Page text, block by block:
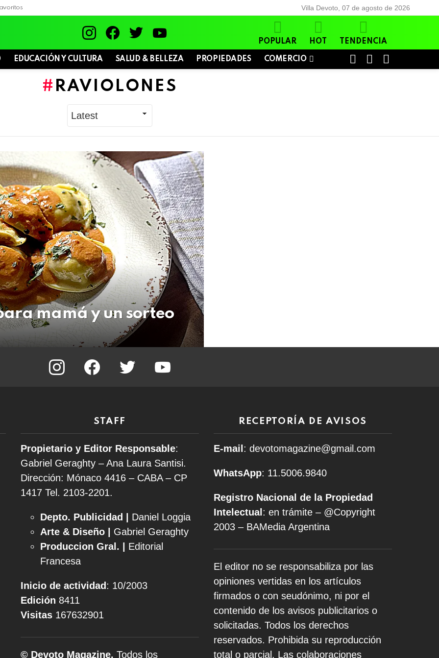
Villa Devoto, 07 de agosto de 2026
POPULAR HOT TENDENCIA
EDUCACIÓN Y CULTURA SALUD & BELLEZA PROPIEDADES COMERCIO
SWITCH
RAVIOLONES
mamá y un sorteo
instagram facebook twitter
STAFF
Propietario y Editor Responsable:
Gabriel Geraghty – Ana Laura Santisi.
Dirección: Mónaco 4416 – CABA – CP
1417 Tel. 2103-2201.
Depto. Publicidad |
Daniel Loggia
Arte & Diseño | Gabriel Geraghty
Produccion Gral. |
Editorial
Francesa
Inicio de actividad : 10/2003
Edición 8411
Visitas 167632901
© Devoto Magazine. Todos los
RECEPTORÍA DE AVISOS
E-mail : devotomagazine@gmail.com
WhatsApp: 11.5006.9840
Registro Nacional de la Propiedad
Intelectual : en trámite – @Copyright
2003 – BAMedia Argentina
El editor no se responsabiliza por las
opiniones vertidas en los artículos
firmados o con seudónimo, ni por el
contenido de los avisos publicitarios o
solicitadas. Todos los derechos
reservados. Prohibida su reproducción
total o parcial. Las colaboraciones